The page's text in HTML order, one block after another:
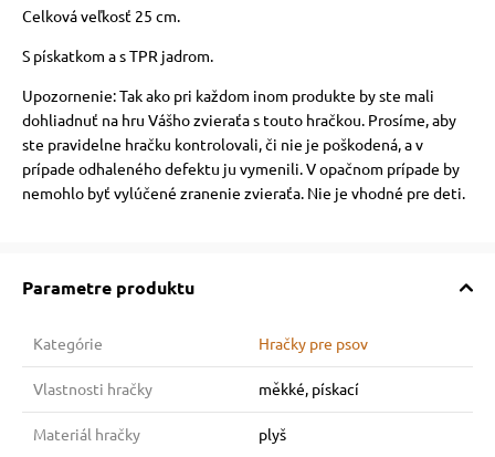
Celková veľkosť 25 cm.
S pískatkom a s TPR jadrom.
Upozornenie: Tak ako pri každom inom produkte by ste mali
dohliadnuť na hru Vášho zvieraťa s touto hračkou. Prosíme, aby
ste pravidelne hračku kontrolovali, či nie je poškodená, a v
prípade odhaleného defektu ju vymenili. V opačnom prípade by
nemohlo byť vylúčené zranenie zvieraťa. Nie je vhodné pre deti.
Parametre produktu
Kategórie Hračky pre psov
Vlastnosti hračky měkké, pískací
Materiál hračky plyš